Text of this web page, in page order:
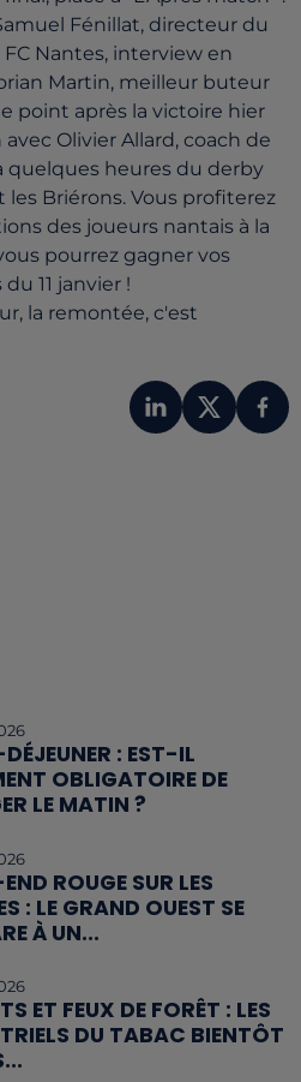
Fénillat, directeur du
Nantes, interview en
Martin, meilleur buteur
point après la victoire hier
Olivier Allard, coach de
quelques heures du derby
les Briérons. Vous profiterez
des joueurs nantais à la
pourrez gagner vos
11 janvier !
la remontée, c'est
: EST-IL
OBLIGATOIRE DE
LE MATIN ?
ROUGE SUR LES
: LE GRAND OUEST SE
À UN...
ET FEUX DE FORÊT : LES
DU TABAC BIENTÔT